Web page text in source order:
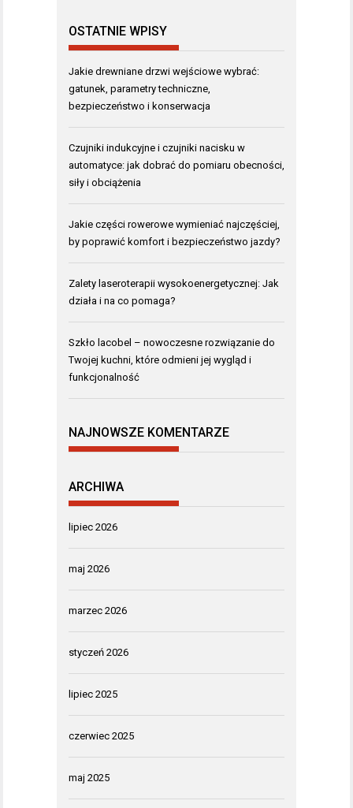
OSTATNIE WPISY
Jakie drewniane drzwi wejściowe wybrać:
gatunek, parametry techniczne,
bezpieczeństwo i konserwacja
Czujniki indukcyjne i czujniki nacisku w
automatyce: jak dobrać do pomiaru obecności,
siły i obciążenia
Jakie części rowerowe wymieniać najczęściej,
by poprawić komfort i bezpieczeństwo jazdy?
Zalety laseroterapii wysokoenergetycznej: Jak
działa i na co pomaga?
Szkło lacobel – nowoczesne rozwiązanie do
Twojej kuchni, które odmieni jej wygląd i
funkcjonalność
NAJNOWSZE KOMENTARZE
ARCHIWA
lipiec 2026
maj 2026
marzec 2026
styczeń 2026
lipiec 2025
czerwiec 2025
maj 2025